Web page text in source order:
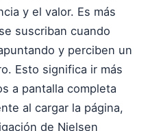
y el valor. Es más
suscriban cuando
y perciben un
Esto significa ir más
a pantalla completa
al cargar la página,
de Nielsen